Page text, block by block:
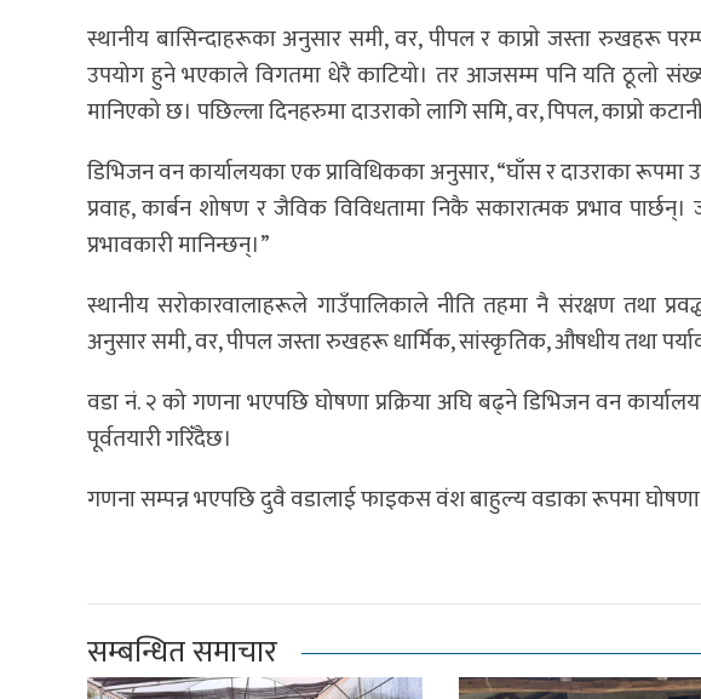
स्थानीय बासिन्दाहरूका अनुसार समी, वर, पीपल र काप्राे जस्ता रुखहरू
उपयोग हुने भएकाले विगतमा धेरै काटियो। तर आजसम्म पनि यति ठूलो
मानिएको छ। पछिल्ला दिनहरुमा दाउराकाे लागि समि, वर, पिपल, काप्राे
डिभिजन वन कार्यालयका एक प्राविधिकका अनुसार, “घाँस र दाउराका
प्रवाह, कार्बन शोषण र जैविक विविधतामा निकै सकारात्मक प्रभाव
प्रभावकारी मानिन्छन्।”
स्थानीय सरोकारवालाहरूले गाउँपालिकाले नीति तहमा नै संरक्षण तथा
अनुसार समी, वर, पीपल जस्ता रुखहरू धार्मिक, सांस्कृतिक, औषधीय तथा
वडा नं. २ को गणना भएपछि घोषणा प्रक्रिया अघि बढ्ने डिभिजन वन
पूर्वतयारी गरिँदैछ।
गणना सम्पन्न भएपछि दुवै वडालाई फाइकस वंश बाहुल्य वडाका रूपमा
सम्बन्धित समाचार